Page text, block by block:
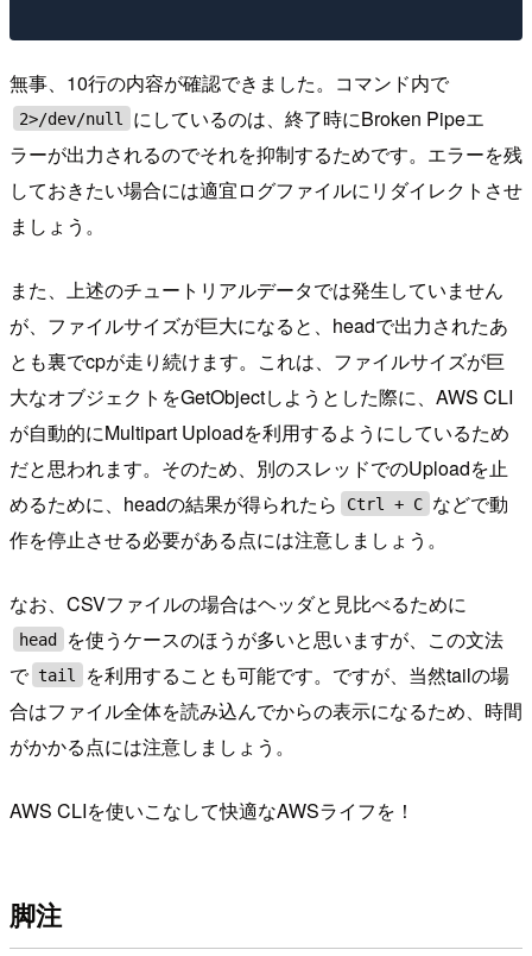
無事、10行の内容が確認できました。コマンド内で
2>/dev/null
にしているのは、終了時にBroken Pipeエ
ラーが出力されるのでそれを抑制するためです。エラーを残
しておきたい場合には適宜ログファイルにリダイレクトさせ
ましょう。
また、上述のチュートリアルデータでは発生していません
が、ファイルサイズが巨大になると、headで出力されたあ
とも裏でcpが走り続けます。これは、ファイルサイズが巨
大なオブジェクトをGetObjectしようとした際に、AWS CLI
が自動的にMultipart Uploadを利用するようにしているため
だと思われます。そのため、別のスレッドでのUploadを止
めるために、headの結果が得られたら
Ctrl + C などで動
作を停止させる必要がある点には注意しましょう。
なお、CSVファイルの場合はヘッダと見比べるために
head
を使うケースのほうが多いと思いますが、この文法
で tail
を利用することも可能です。ですが、当然tailの場
合はファイル全体を読み込んでからの表示になるため、時間
がかかる点には注意しましょう。
AWS CLIを使いこなして快適なAWSライフを！
脚注